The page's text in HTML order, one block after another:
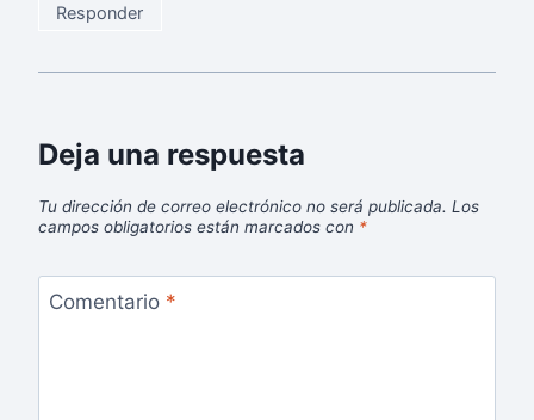
Responder
Deja una respuesta
Tu dirección de correo electrónico no será publicada. Los
campos obligatorios están marcados con *
Comentario *